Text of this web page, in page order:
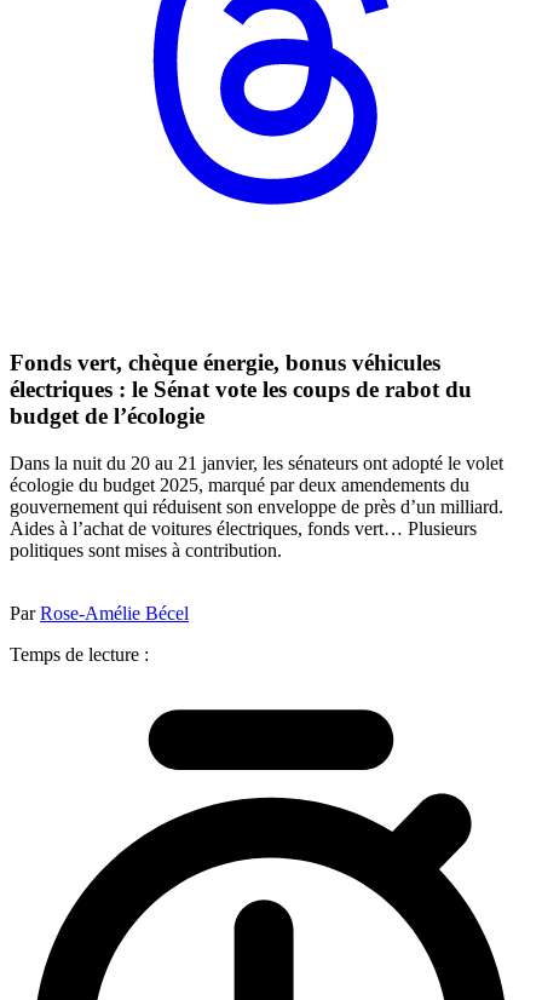
Fonds vert, chèque énergie, bonus véhicules
électriques : le Sénat vote les coups de rabot du
budget de l’écologie
Dans la nuit du 20 au 21 janvier, les sénateurs ont adopté le volet
écologie du budget 2025, marqué par deux amendements du
gouvernement qui réduisent son enveloppe de près d’un milliard.
Aides à l’achat de voitures électriques, fonds vert… Plusieurs
politiques sont mises à contribution.
ParRose-Amélie Bécel
Temps de lecture :